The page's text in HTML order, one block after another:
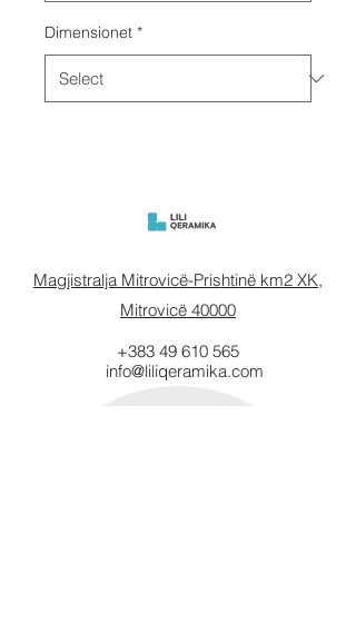
Dimensionet *
Magjistralja Mitrovicë-Prishtinë km2 XK,
Mitrovicë 40000
info@liliqeramika.com
+383 49 610 565